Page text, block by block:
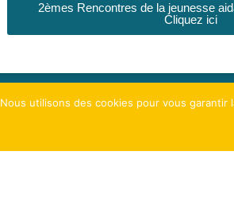
2èmes Rencontres de la jeunesse
Cliquez ici
Nous utilisons des cookies pour vous